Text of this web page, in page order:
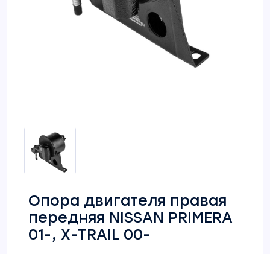
Опора двигателя правая
передняя NISSAN PRIMERA
01-, X-TRAIL 00-